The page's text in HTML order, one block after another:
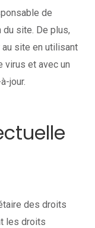
de
site. De plus,
au site en utilisant
virus et avec un
jour.
des droits
les droits